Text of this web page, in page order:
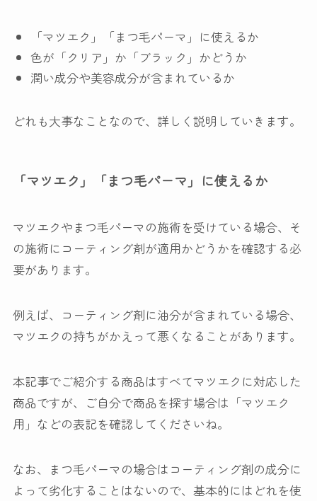
「マツエク」「まつ毛パーマ」に使えるか
色が「クリア」か「ブラック」かどうか
潤い成分や美容成分が含まれているか
どれも大事なことなので、詳しく説明していきます。
「マツエク」「まつ毛パーマ」に使えるか
マツエクやまつ毛パーマの施術を受けている場合、そ
の施術にコーティング剤が適用かどうかを確認する必
要があります。
例えば、コーティング剤に油分が含まれている場合、
マツエクの持ちがかえって悪くなることがあります。
本記事でご紹介する商品はすべてマツエクに対応した
商品ですが、ご自分で商品を探す場合は「マツエク
用」などの表記を確認してくださいね。
なお、まつ毛パーマの場合はコーティング剤の成分に
よって劣化することはないので、基本的にはどれを使